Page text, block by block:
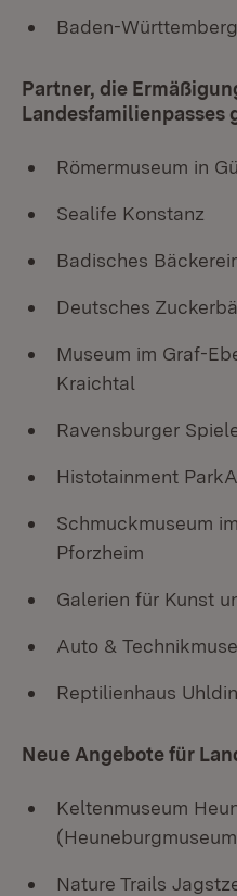
Baden-Württemberg.
Partner, die
Landesfamilienpasses
Römermuseum in
Sealife Konstanz
Badisches
Deutsches
Museum im Graf-
Kraichtal
Ravensburger
Histotainment
Schmuckmuseum
Pforzheim
Galerien für Kunst
Auto &
Reptilienhaus
Neue Angebote für
Keltenmuseum
Nature Trails